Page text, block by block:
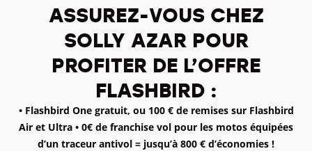
ASSUREZ-VOUS CHEZ
SOLLY AZAR POUR
PROFITER DE L’OFFRE
FLASHBIRD :
• Flashbird One gratuit, ou 100 € de remises sur Flashbird
Air et Ultra • 0€ de franchise vol pour les motos équipées
d’un traceur antivol = jusqu’à 800 € d’économies !